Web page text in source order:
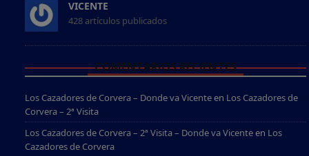
VICENTE
428 artículos publicados
COMENTARIOS RECIENTES
Los Cazadores de Corvera – Donde va Vicenteen Los Cazadores de
Corvera – 2ª Visita
Los Cazadores de Corvera – 2ª Visita – Donde va Vicenteen Los
Cazadores de Corvera